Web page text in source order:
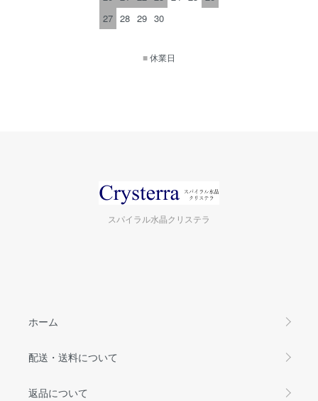
27 28 29 30
■休業日
スパイラル水晶クリステラ
ホーム
配送・送料について
返品について